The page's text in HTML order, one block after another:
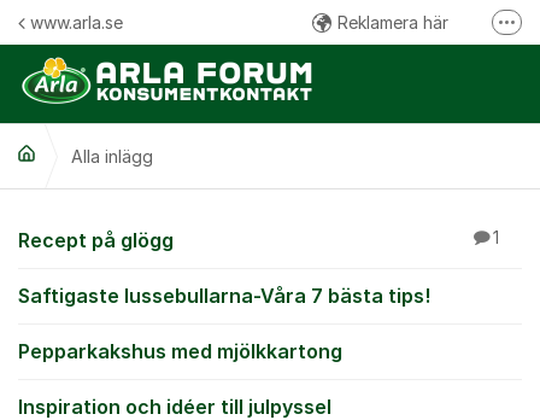
Hoppa till innehåll
www.arla.se Reklamera här
Följ oss på Facebook
Alla inlägg
Alla inlägg
Recept på glögg 1
Saftigaste lussebullarna-Våra 7 bästa tips!
Pepparkakshus med mjölkkartong
Inspiration och idéer till julpyssel